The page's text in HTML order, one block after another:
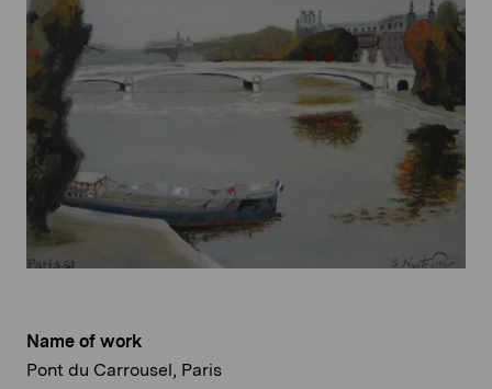
Name of work
Pont du Carrousel, Paris